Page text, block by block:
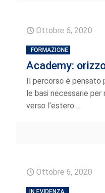
Ottobre 6, 2020
FORMAZIONE
Academy:
Il percorso è pensato
le basi necessarie per
verso l’estero ...
Ottobre 6, 2020
IN EVIDENZA